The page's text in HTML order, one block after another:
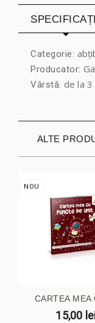
Categorie:
Producator:
Vârstă: de la 3
ALTE
NOU
CARTEA MEA
15,00